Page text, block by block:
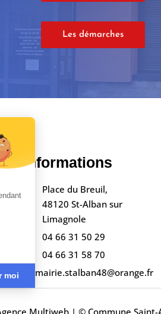
moi
Les démarches
Informations
Place du Breuil,
48120 St-Alban sur
Limagnole
04 66 31 50 29
04 66 31 58 70
mairie.stalban48@orange.fr
Multiweb | © Commune